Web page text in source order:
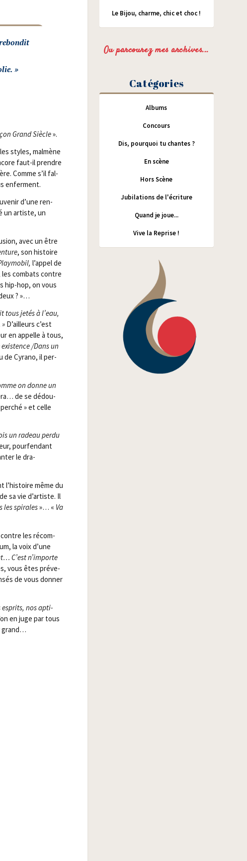
. »
Grand Siècle».
styles, mal­mène
faut-il prendre
Comme s’il fal­
enferment.
d’une ren­
un artiste, un
avec un être
, son his­toire
l’appel de
les com­bats contre
hip-hop, on vous
? »…
tous jetés à l’eau,
D’ailleurs c’est
en appelle à tous,
/​Dans un
de Cyra­no, il per­
on donne un
de se dédou­
» et celle
un radeau per­du
pour­fen­dant
le dra­
l’histoire même du
sa vie d’artiste. Il
les spi­rales»… « Va
contre les récom­
la voix d’une
C’est n’importe
vous êtes pré­ve­
de vous don­ner
esprits, nos apti­
en juge par tous
grand…
Le Bijou, charme, chic et choc !
Ou parcourez mes archives...
Catégories
Albums
Concours
Dis, pourquoi tu chantes ?
En scène
Hors Scène
Jubilations de l'écriture
Quand je joue...
Vive la Reprise !